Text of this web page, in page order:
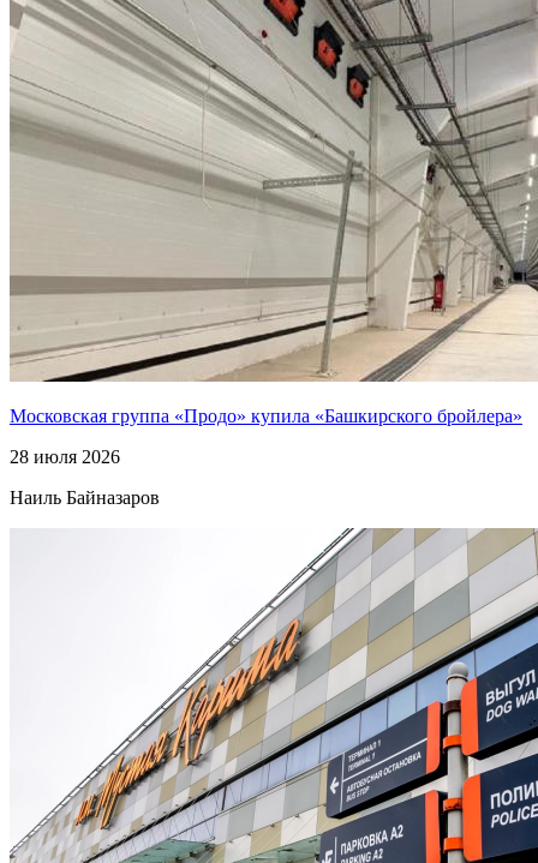
Московская группа «Продо» купила «Башкирского бройлера»
28 июля 2026
Наиль Байназаров